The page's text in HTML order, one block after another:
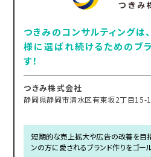
つきみのコンサルティングは
様に選ばれ続けるためのブ
す！
つきみ株式会社
静岡県静岡市清水区有東坂2丁目15-1
短期的な売上拡大や広告の改善を目
ンの方に愛されるブランド作りをゴー